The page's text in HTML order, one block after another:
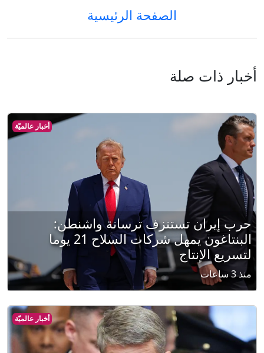
الصفحة الرئيسية
أخبار ذات صلة
أخبار عالميّة
حرب إيران تستنزف ترسانة واشنطن:
البنتاغون يمهل شركات السلاح 21 يوما
لتسريع الإنتاج
منذ 3 ساعات
أخبار عالميّة